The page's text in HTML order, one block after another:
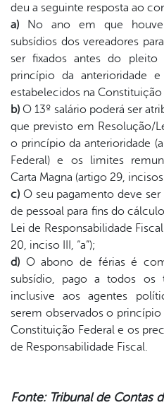
deu a seguinte resposta ao
a) No ano em que
subsídios dos vereadores
ser fixados antes do pleito
princípio da anterioridade
estabelecidos na Constituição
b) O 13º salário poderá ser
que previsto em Resolução/
o princípio da anterioridade
Federal) e os limites
Carta Magna (artigo 29,
c) O seu pagamento deve
de pessoal para fins do
Lei de Responsabilidade
20, inciso III, “a”);
d) O abono de férias é
subsídio, pago a todos os
inclusive aos agentes
serem observados o
Constituição Federal e os
de Responsabilidade Fiscal.
Fonte: Tribunal de Contas